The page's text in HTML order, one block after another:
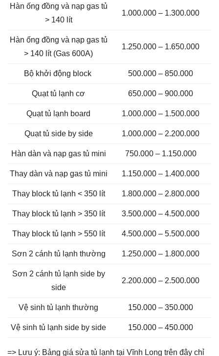
Hàn ống đồng và nạp gas tủ
> 140 lít
1.000.000 – 1.300.000
Hàn ống đồng và nạp gas tủ
> 140 lít (Gas 600A)
1.250.000 – 1.650.000
Bộ khởi động block 500.000 – 850.000
Quạt tủ lạnh cơ 650.000 – 900.000
Quạt tủ lạnh board 1.000.000 – 1.500.000
Quạt tủ side by side 1.000.000 – 2.200.000
Hàn dàn và nạp gas tủ mini 750.000 – 1.150.000
Thay dàn và nạp gas tủ mini 1.150.000 – 1.400.000
Thay block tủ lạnh < 350 lít 1.800.000 – 2.800.000
Thay block tủ lạnh > 350 lít 3.500.000 – 4.500.000
Thay block tủ lạnh > 550 lít 4.500.000 – 5.500.000
Sơn 2 cánh tủ lạnh thường 1.250.000 – 1.800.000
Sơn 2 cánh tủ lạnh side by
side
2.200.000 – 2.500.000
Vệ sinh tủ lạnh thường 150.000 – 350.000
Vệ sinh tủ lạnh side by side 150.000 – 450.000
=> Lưu ý: Bảng giá sửa tủ lạnh tại Vĩnh Long trên đây chỉ